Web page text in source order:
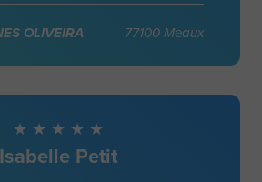
OLIVEIRA 77100 Meaux
Isabelle Petit